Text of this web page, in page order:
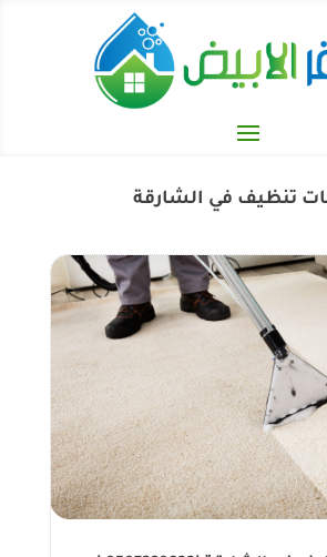
تنظيف في الشارقة